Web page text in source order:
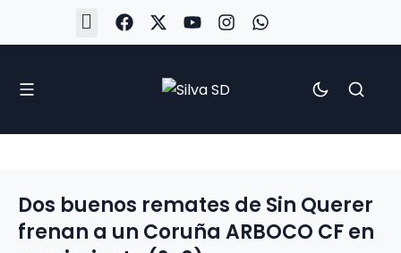
Dos buenos remates de Sin Querer
frenan a un Coruña ARBOCO CF en